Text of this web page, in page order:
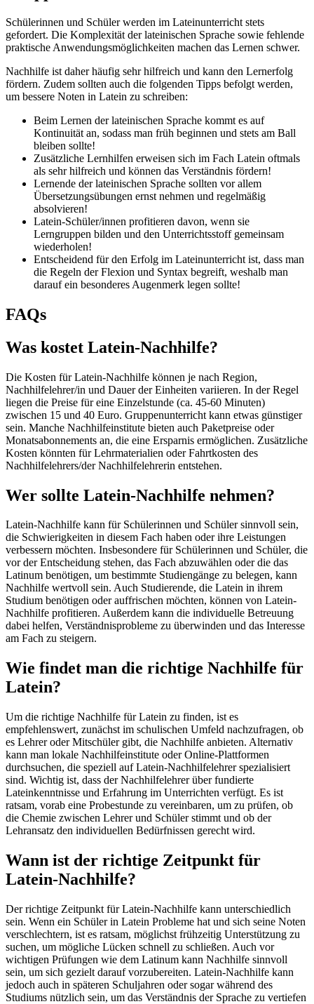
Schülerinnen und Schüler werden im Lateinunterricht stets
gefordert. Die Komplexität der lateinischen Sprache sowie fehlende
praktische Anwendungsmöglichkeiten machen das Lernen schwer.
Nachhilfe ist daher häufig sehr hilfreich und kann den Lernerfolg
fördern. Zudem sollten auch die folgenden Tipps befolgt werden,
um bessere Noten in Latein zu schreiben:
Beim Lernen der lateinischen Sprache kommt es auf
Kontinuität an, sodass man früh beginnen und stets am Ball
bleiben sollte!
Zusätzliche Lernhilfen erweisen sich im Fach Latein oftmals
als sehr hilfreich und können das Verständnis fördern!
Lernende der lateinischen Sprache sollten vor allem
Übersetzungsübungen ernst nehmen und regelmäßig
absolvieren!
Latein-Schüler/innen profitieren davon, wenn sie
Lerngruppen bilden und den Unterrichtsstoff gemeinsam
wiederholen!
Entscheidend für den Erfolg im Lateinunterricht ist, dass man
die Regeln der Flexion und Syntax begreift, weshalb man
darauf ein besonderes Augenmerk legen sollte!
FAQs
Was kostet Latein-Nachhilfe?
Die Kosten für Latein-Nachhilfe können je nach Region,
Nachhilfelehrer/in und Dauer der Einheiten variieren. In der Regel
liegen die Preise für eine Einzelstunde (ca. 45-60 Minuten)
zwischen 15 und 40 Euro. Gruppenunterricht kann etwas günstiger
sein. Manche Nachhilfeinstitute bieten auch Paketpreise oder
Monatsabonnements an, die eine Ersparnis ermöglichen. Zusätzliche
Kosten könnten für Lehrmaterialien oder Fahrtkosten des
Nachhilfelehrers/der Nachhilfelehrerin entstehen.
Wer sollte Latein-Nachhilfe nehmen?
Latein-Nachhilfe kann für Schülerinnen und Schüler sinnvoll sein,
die Schwierigkeiten in diesem Fach haben oder ihre Leistungen
verbessern möchten. Insbesondere für Schülerinnen und Schüler, die
vor der Entscheidung stehen, das Fach abzuwählen oder die das
Latinum benötigen, um bestimmte Studiengänge zu belegen, kann
Nachhilfe wertvoll sein. Auch Studierende, die Latein in ihrem
Studium benötigen oder auffrischen möchten, können von Latein-
Nachhilfe profitieren. Außerdem kann die individuelle Betreuung
dabei helfen, Verständnisprobleme zu überwinden und das Interesse
am Fach zu steigern.
Wie findet man die richtige Nachhilfe für
Latein?
Um die richtige Nachhilfe für Latein zu finden, ist es
empfehlenswert, zunächst im schulischen Umfeld nachzufragen, ob
es Lehrer oder Mitschüler gibt, die Nachhilfe anbieten. Alternativ
kann man lokale Nachhilfeinstitute oder Online-Plattformen
durchsuchen, die speziell auf Latein-Nachhilfelehrer spezialisiert
sind. Wichtig ist, dass der Nachhilfelehrer über fundierte
Lateinkenntnisse und Erfahrung im Unterrichten verfügt. Es ist
ratsam, vorab eine Probestunde zu vereinbaren, um zu prüfen, ob
die Chemie zwischen Lehrer und Schüler stimmt und ob der
Lehransatz den individuellen Bedürfnissen gerecht wird.
Wann ist der richtige Zeitpunkt für
Latein-Nachhilfe?
Der richtige Zeitpunkt für Latein-Nachhilfe kann unterschiedlich
sein. Wenn ein Schüler in Latein Probleme hat und sich seine Noten
verschlechtern, ist es ratsam, möglichst frühzeitig Unterstützung zu
suchen, um mögliche Lücken schnell zu schließen. Auch vor
wichtigen Prüfungen wie dem Latinum kann Nachhilfe sinnvoll
sein, um sich gezielt darauf vorzubereiten. Latein-Nachhilfe kann
jedoch auch in späteren Schuljahren oder sogar während des
Studiums nützlich sein, um das Verständnis der Sprache zu vertiefen